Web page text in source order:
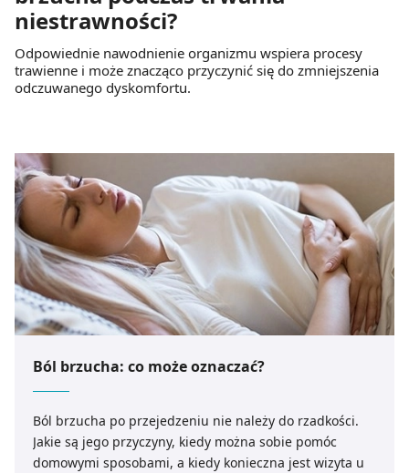
niestrawności?
Odpowiednie nawodnienie organizmu wspiera procesy
trawienne i może znacząco przyczynić się do zmniejszenia
odczuwanego dyskomfortu.
Ból brzucha: co może oznaczać?
Ból brzucha po przejedzeniu nie należy do rzadkości.
Jakie są jego przyczyny, kiedy można sobie pomóc
domowymi sposobami, a kiedy konieczna jest wizyta u